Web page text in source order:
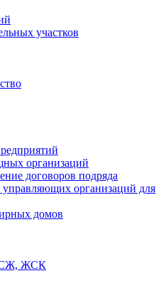
участков
организаций
договоров подряда
организаций для
домов
ЖСК